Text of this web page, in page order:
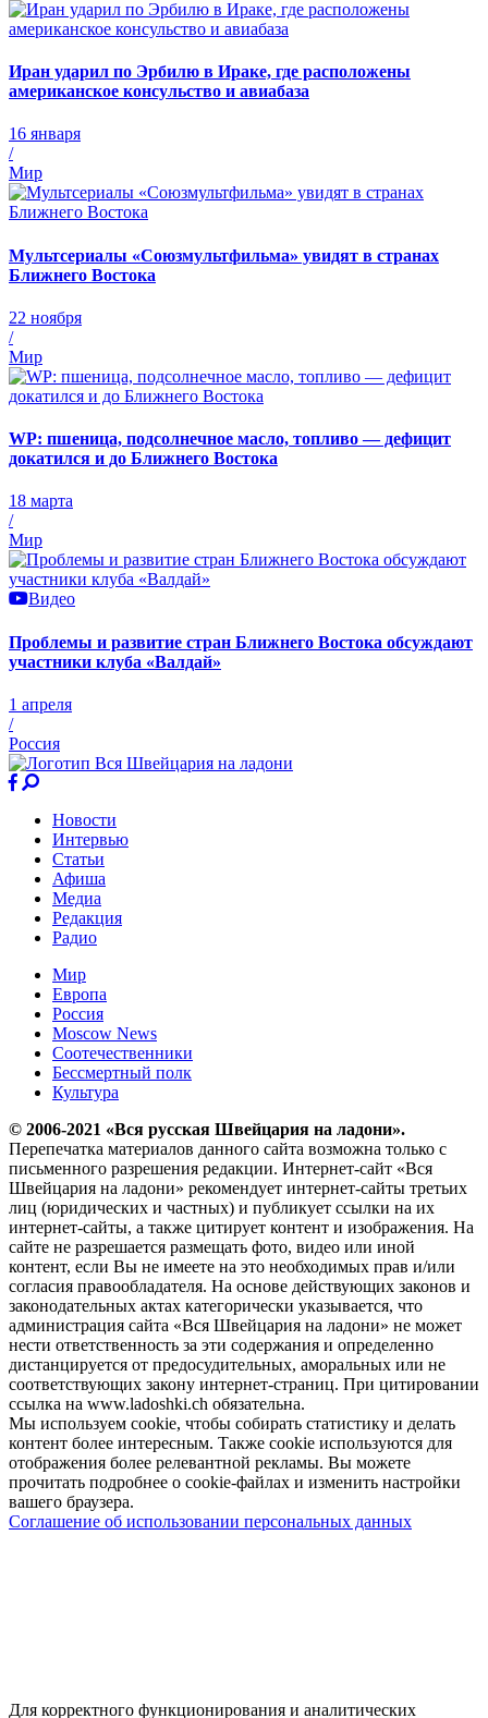
Иран ударил по Эрбилю в Ираке, где расположены
американское консульство и авиабаза
16 января
/
Мир
Мультсериалы «Союзмультфильма» увидят в странах
Ближнего Востока
22 ноября
/
Мир
WP: пшеница, подсолнечное масло, топливо — дефицит
докатился и до Ближнего Востока
18 марта
/
Мир
Видео
Проблемы и развитие стран Ближнего Востока обсуждают
участники клуба «Валдай»
1 апреля
/
Россия
Новости
Интервью
Статьи
Афиша
Медиа
Редакция
Радио
Мир
Европа
Россия
Moscow News
Соотечественники
Бессмертный полк
Культура
© 2006-2021 «Вся русская Швейцария на ладони».
Перепечатка материалов данного сайта возможна только с
письменного разрешения редакции. Интернет-сайт «Вся
Швейцария на ладони» рекомендует интернет-сайты третьих
лиц (юридических и частных) и публикует ссылки на их
интернет-сайты, а также цитирует контент и изображения. На
сайте не разрешается размещать фото, видео или иной
контент, если Вы не имеете на это необходимых прав и/или
согласия правообладателя. На основе действующих законов и
законодательных актах категорически указывается, что
администрация сайта «Вся Швейцария на ладони» не может
нести ответственность за эти содержания и определенно
дистанцируется от предосудительных, аморальных или не
соответствующих закону интернет-страниц. При цитировании
ссылка на www.ladoshki.ch обязательна.
Мы используем cookie, чтобы собирать статистику и делать
контент более интересным. Также cookie используются для
отображения более релевантной рекламы. Вы можете
прочитать подробнее о cookie-файлах и изменить настройки
вашего браузера.
Соглашение об использовании персональных данных
Для корректного функционирования и аналитических